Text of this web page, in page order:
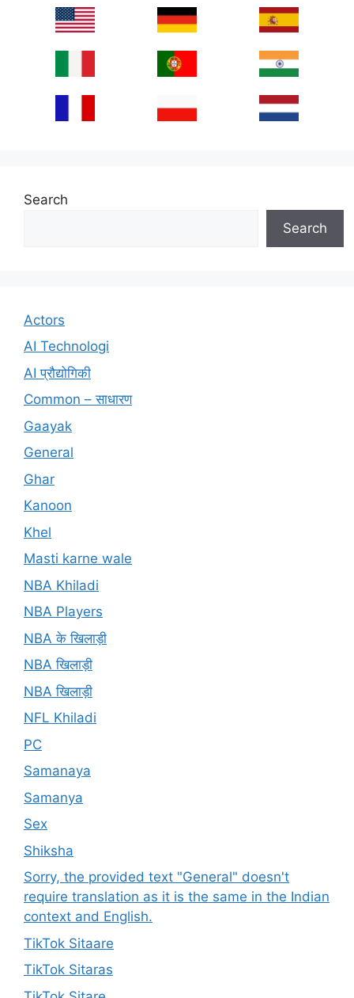
Search
Search
Actors
AI Technologi
AI प्रौद्योगिकी
Common – साधारण
Gaayak
General
Ghar
Kanoon
Khel
Masti karne wale
NBA Khiladi
NBA Players
NBA के खिलाड़ी
NBA खिलाड़ी
NBA खिलाड़ी
NFL Khiladi
PC
Samanaya
Samanya
Sex
Shiksha
Sorry, the provided text "General" doesn't
require translation as it is the same in the Indian
context and English.
TikTok Sitaare
TikTok Sitaras